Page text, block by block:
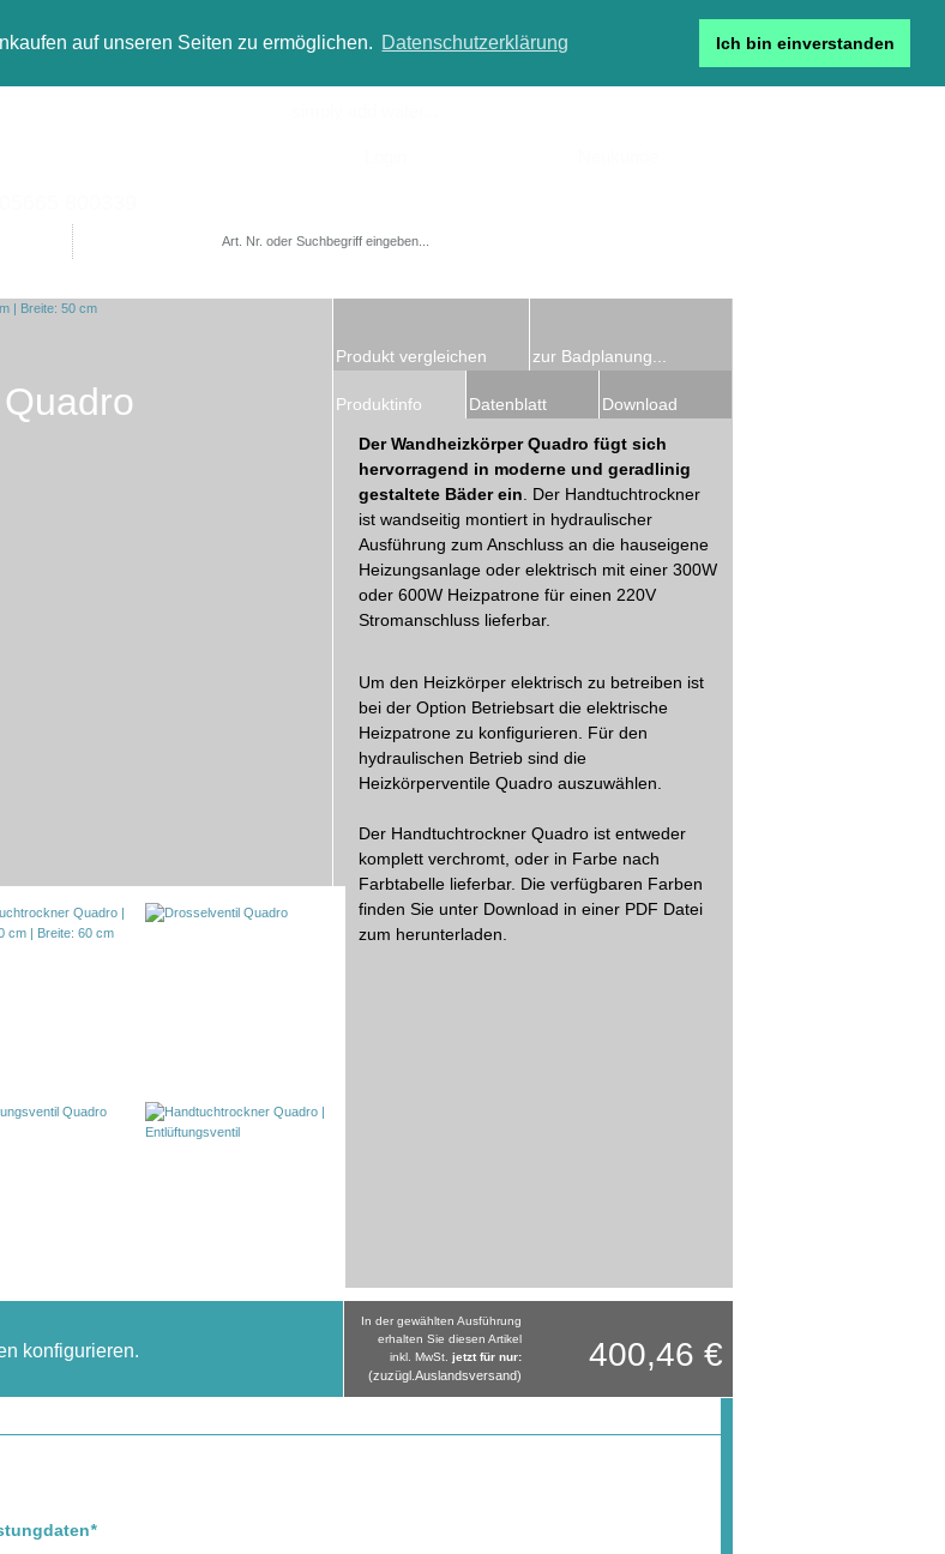
auf unseren Seiten zu ermöglichen. Datenschutzerklärung Ich bin einverstanden
Produkt vergleichen zur Badplanung...
Produktinfo Datenblatt Download
Der Wandheizkörper Quadro fügt sich
hervorragend in moderne und geradlinig
gestaltete Bäder ein . Der Handtuchtrockner
ist wandseitig montiert in hydraulischer
Ausführung zum Anschluss an die hauseigene
Heizungsanlage oder elektrisch mit einer 300W
oder 600W Heizpatrone für einen 220V
Stromanschluss lieferbar.
Um den Heizkörper elektrisch zu betreiben ist
bei der Option Betriebsart die elektrische
Heizpatrone zu konfigurieren. Für den
hydraulischen Betrieb sind die
Heizkörperventile Quadro auszuwählen.
Der Handtuchtrockner Quadro ist entweder
komplett verchromt, oder in Farbe nach
Farbtabelle lieferbar. Die verfügbaren Farben
finden Sie unter Download in einer PDF Datei
zum herunterladen.
konfigurieren.
In der gewählten Ausführung
erhalten Sie diesen Artikel
inkl. MwSt. jetzt für nur:
(zuzügl.Auslandsversand)
400,46 €
*